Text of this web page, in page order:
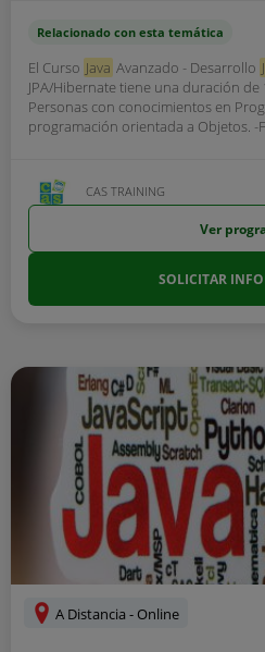
Relacionado con esta temática
El Curso Java Avanzado - Desarrollo
JPA/Hibernate tiene una duración de
Personas con conocimientos en
programación orientada a Objetos. -
CAS TRAINING
Ver
SOLICITAR
A Distancia - Online